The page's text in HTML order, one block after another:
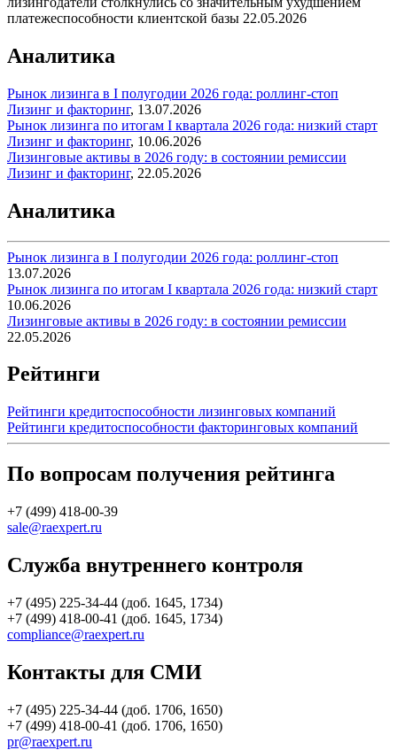
платежеспособности клиентской базы 22.05.2026
Аналитика
Рынок лизинга в I полугодии 2026 года: роллинг-стоп
Лизинг и факторинг, 13.07.2026
Рынок лизинга по итогам I квартала 2026 года: низкий старт
Лизинг и факторинг, 10.06.2026
Лизинговые активы в 2026 году: в состоянии ремиссии
Лизинг и факторинг, 22.05.2026
Аналитика
Рынок лизинга в I полугодии 2026 года: роллинг-стоп
13.07.2026
Рынок лизинга по итогам I квартала 2026 года: низкий старт
10.06.2026
Лизинговые активы в 2026 году: в состоянии ремиссии
22.05.2026
Рейтинги
Рейтинги кредитоспособности лизинговых компаний
Рейтинги кредитоспособности факторинговых компаний
По вопросам получения рейтинга
+7 (499) 418-00-39
sale@raexpert.ru
Служба внутреннего контроля
+7 (495) 225-34-44 (доб. 1645, 1734)
+7 (499) 418-00-41 (доб. 1645, 1734)
compliance@raexpert.ru
Контакты для СМИ
+7 (495) 225-34-44 (доб. 1706, 1650)
+7 (499) 418-00-41 (доб. 1706, 1650)
pr@raexpert.ru